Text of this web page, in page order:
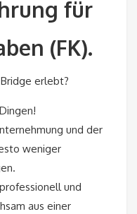
für
(FK).
erlebt?
und der
weniger
und
aus einer